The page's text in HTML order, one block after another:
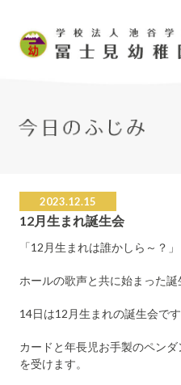
2023.12.15
12月生まれ誕生会
「12月生まれは誰かしら～？」
ホールの歌声と共に始まった誕
14日は12月生まれの誕生会です
カードと年長児お手製のペン
を受けます。